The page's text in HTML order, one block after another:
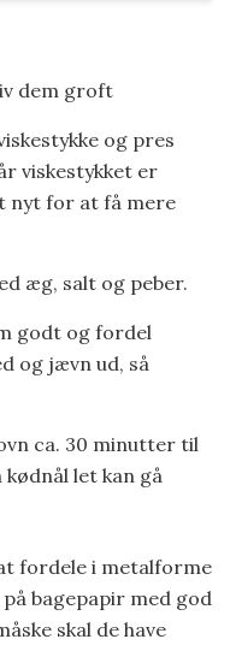
dem groft
og pres
viskestykket er
nyt for at få mere
æg, salt og peber.
godt og fordel
og jævn ud, så
ca. 30 minutter til
let kan gå
fordele i metalforme
bagepapir med god
skal de have